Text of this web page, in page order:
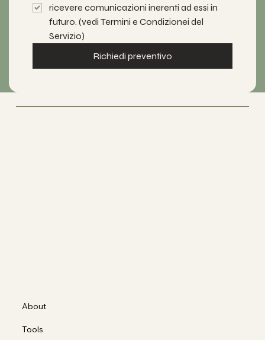
ricevere comunicazioni inerenti ad essi in
futuro. (vedi Termini e Condizionei del
Servizio)
Richiedi preventivo
About
Tools